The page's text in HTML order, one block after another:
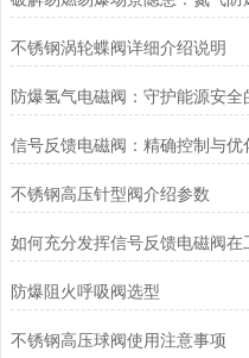
不锈钢涡轮蝶阀详细介绍说明
信号反馈电磁阀：精确控制与优
不锈钢高压针型阀介绍参数
防爆阻火呼吸阀选型
不锈钢高压球阀使用注意事项